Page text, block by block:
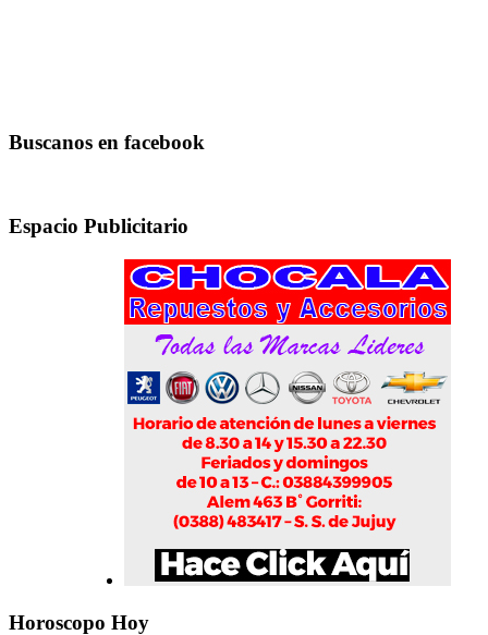
Buscanos en facebook
Espacio Publicitario
Horoscopo Hoy